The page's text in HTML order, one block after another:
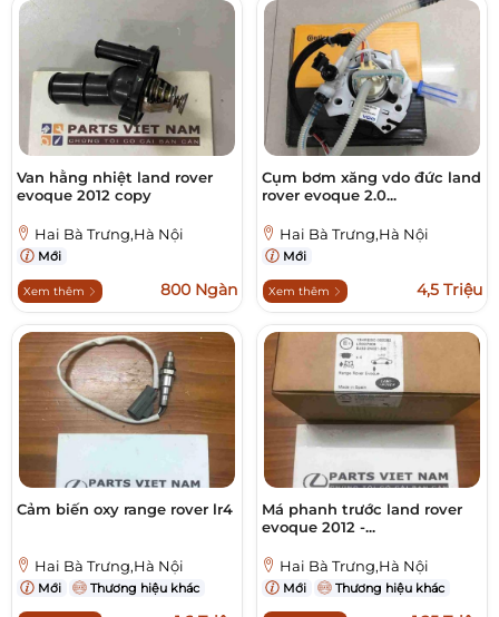
Van hằng nhiệt land rover
evoque 2012 copy
Hai Bà Trưng,Hà Nội
Mới
Xem thêm 800 Ngàn
Cụm bơm xăng vdo đức land
rover evoque 2.0...
Hai Bà Trưng,Hà Nội
Mới
Xem thêm 4,5 Triệu
Cảm biến oxy range rover lr4
Hai Bà Trưng,Hà Nội
Mới Thương hiệu khác
Má phanh trước land rover
evoque 2012 -...
Hai Bà Trưng,Hà Nội
Mới Thương hiệu khác